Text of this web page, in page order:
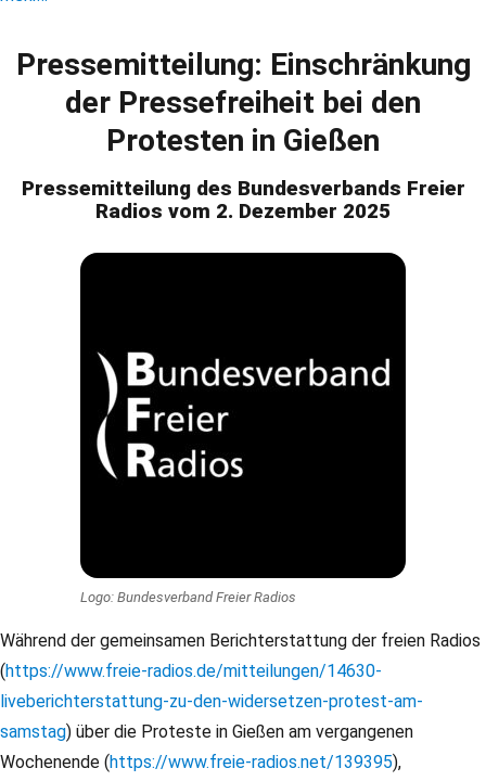
Pressemitteilung: Einschränkung
der Pressefreiheit bei den
Protesten in Gießen
Pressemitteilung des Bundesverbands Freier
Radios vom 2. Dezember 2025
Logo: Bundesverband Freier Radios
Während der gemeinsamen Berichterstattung der freien Radios
(https://www.freie-radios.de/mitteilungen/14630-
liveberichterstattung-zu-den-widersetzen-protest-am-
samstag) über die Proteste in Gießen am vergangenen
Wochenende (https://www.freie-radios.net/139395),